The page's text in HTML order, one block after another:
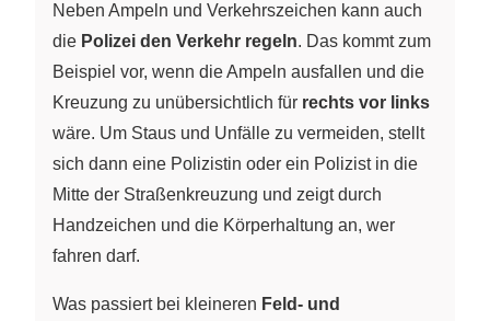
Neben Ampeln und Verkehrszeichen kann auch
die Polizei den Verkehr regeln. Das kommt zum
Beispiel vor, wenn die Ampeln ausfallen und die
Kreuzung zu unübersichtlich für rechts vor links
wäre. Um Staus und Unfälle zu vermeiden, stellt
sich dann eine Polizistin oder ein Polizist in die
Mitte der Straßenkreuzung und zeigt durch
Handzeichen und die Körperhaltung an, wer
fahren darf.
Was passiert bei kleineren Feld- und